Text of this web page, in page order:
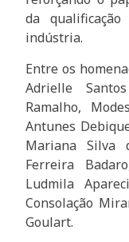
da
indústria.
Entre os
Adrielle
Ramalho,
Antunes
Mariana Silva
Ferreira
Ludmila
Consolação
Goulart.